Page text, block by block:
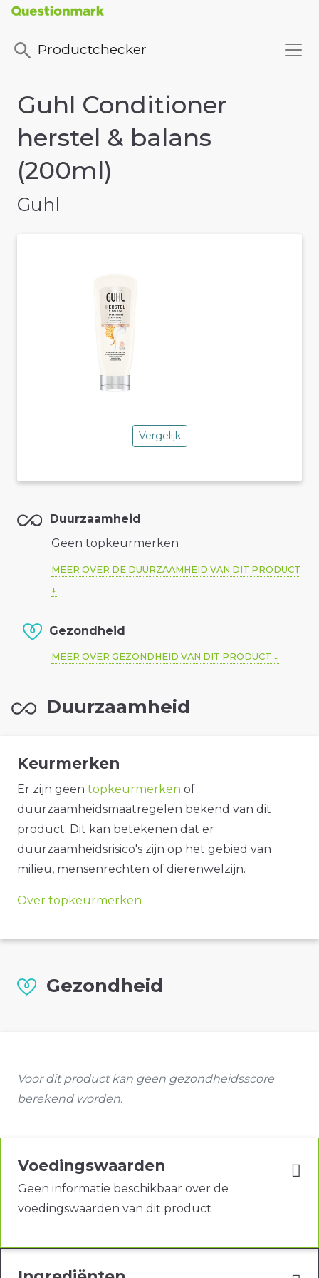
Productchecker
Guhl Conditioner
herstel & balans
(200ml)
Guhl
Vergelijk
Duurzaamheid
Geen topkeurmerken
MEER OVER DE DUURZAAMHEID VAN DIT PRODUCT
Gezondheid
MEER OVER GEZONDHEID VAN DIT PRODUCT
Duurzaamheid
Keurmerken
Er zijn geen topkeurmerken of
duurzaamheidsmaatregelen bekend van dit
product. Dit kan betekenen dat er
duurzaamheidsrisico's zijn op het gebied van
milieu, mensenrechten of dierenwelzijn.
Over topkeurmerken
Gezondheid
Voor dit product kan geen gezondheidsscore
berekend worden.
Voedingswaarden
Geen informatie beschikbaar over de
voedingswaarden van dit product